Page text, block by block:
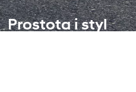
Prostota i styl